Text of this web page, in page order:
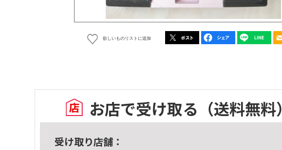
欲しいものリストに追加
お店で受け取る （送料無料）
受け取り店舗：